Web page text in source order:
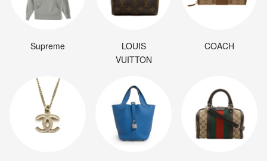
Supreme
LOUIS
VUITTON
COACH